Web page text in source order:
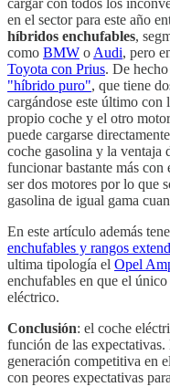
en el sector para este año
híbridos enchufables,
como BMW o Audi, pero
Toyota con Prius. De
"híbrido puro", que tiene
cargándose este último con
propio coche y el otro
puede cargarse
coche gasolina y la ventaja
funcionar bastante más
ser dos motores por lo que
gasolina de igual gama
En este artículo además
enchufables y rangos
ultima tipología el Opel
enchufables en que el
eléctrico.
Conclusión: el coche
función de las
generación competitiva en
con peores expectativas